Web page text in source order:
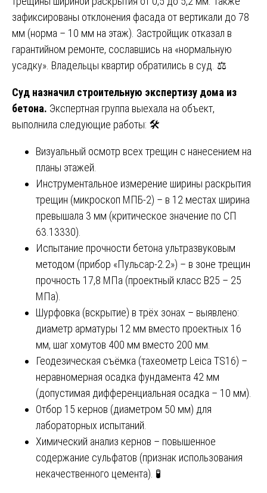
зафиксированы отклонения фасада от вертикали до 78
мм (норма – 10 мм на этаж). Застройщик отказал в
гарантийном ремонте, сославшись на «нормальную
усадку». Владельцы квартир обратились в суд. ⚖️
Суд назначил строительную экспертизу дома из
бетона. Экспертная группа выехала на объект,
выполнила следующие работы: 🛠️
Визуальный осмотр всех трещин с нанесением на
планы этажей.
Инструментальное измерение ширины раскрытия
трещин (микроскоп МПБ-2) – в 12 местах ширина
превышала 3 мм (критическое значение по СП
63.13330).
Испытание прочности бетона ультразвуковым
методом (прибор «Пульсар-2.2») – в зоне трещин
прочность 17,8 МПа (проектный класс В25 – 25
МПа).
Шурфовка (вскрытие) в трёх зонах – выявлено:
диаметр арматуры 12 мм вместо проектных 16
мм, шаг хомутов 400 мм вместо 200 мм.
Геодезическая съёмка (тахеометр Leica TS16) –
неравномерная осадка фундамента 42 мм
(допустимая дифференциальная осадка – 10 мм).
Отбор 15 кернов (диаметром 50 мм) для
лабораторных испытаний.
Химический анализ кернов – повышенное
содержание сульфатов (признак использования
некачественного цемента). 🧪